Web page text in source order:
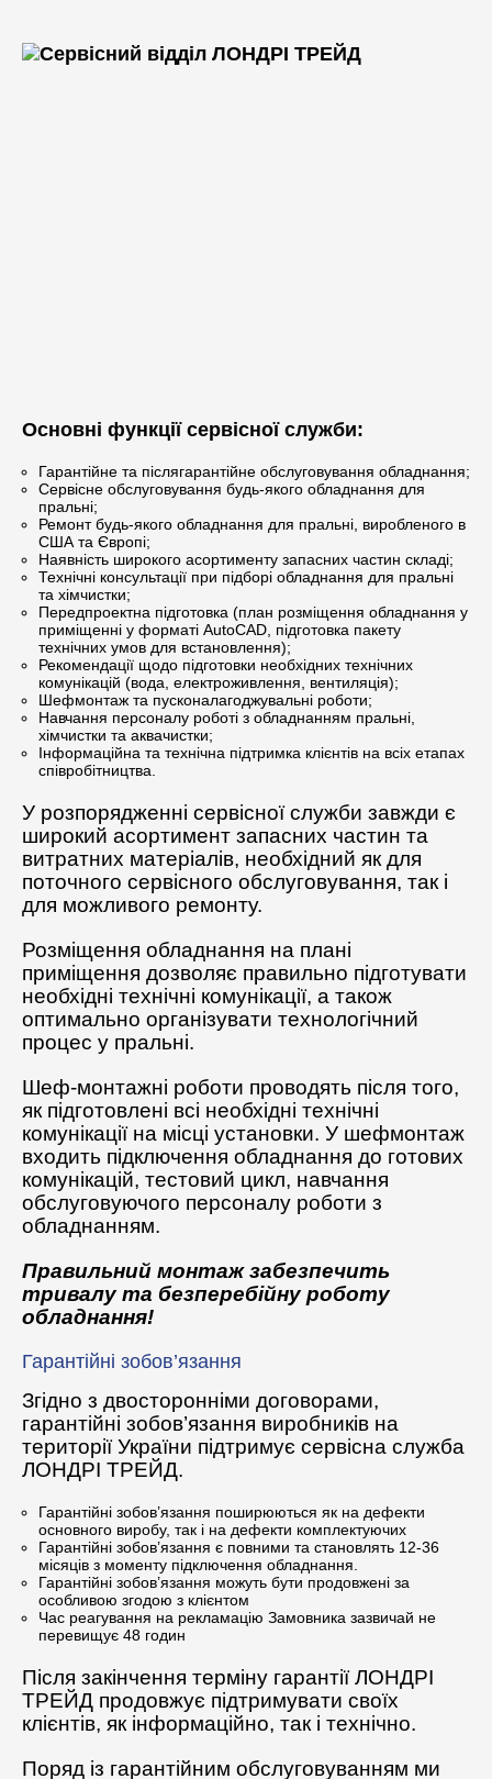
Основні функції сервісної служби:
Гарантійне та післягарантійне обслуговування обладнання;
Сервісне обслуговування будь-якого обладнання для
пральні;
Ремонт будь-якого обладнання для пральні, виробленого в
США та Європі;
Наявність широкого асортименту запасних частин складі;
Технічні консультації при підборі обладнання для пральні
та хімчистки;
Передпроектна підготовка (план розміщення обладнання у
приміщенні у форматі AutoCAD, підготовка пакету
технічних умов для встановлення);
Рекомендації щодо підготовки необхідних технічних
комунікацій (вода, електроживлення, вентиляція);
Шефмонтаж та пусконалагоджувальні роботи;
Навчання персоналу роботі з обладнанням пральні,
хімчистки та аквачистки;
Інформаційна та технічна підтримка клієнтів на всіх етапах
співробітництва.
У розпорядженні сервісної служби завжди є
широкий асортимент запасних частин та
витратних матеріалів, необхідний як для
поточного сервісного обслуговування, так і
для можливого ремонту.
Розміщення обладнання на плані
приміщення дозволяє правильно підготувати
необхідні технічні комунікації, а також
оптимально організувати технологічний
процес у пральні.
Шеф-монтажні роботи проводять після того,
як підготовлені всі необхідні технічні
комунікації на місці установки. У шефмонтаж
входить підключення обладнання до готових
комунікацій, тестовий цикл, навчання
обслуговуючого персоналу роботи з
обладнанням.
Правильний монтаж забезпечить
тривалу та безперебійну роботу
обладнання!
Гарантійні зобов’язання
Згідно з двосторонніми договорами,
гарантійні зобов’язання виробників на
території України підтримує сервісна служба
ЛОНДРІ ТРЕЙД.
Гарантійні зобов’язання поширюються як на дефекти
основного виробу, так і на дефекти комплектуючих
Гарантійні зобов’язання є повними та становлять 12-36
місяців з моменту підключення обладнання.
Гарантійні зобов’язання можуть бути продовжені за
особливою згодою з клієнтом
Час реагування на рекламацію Замовника зазвичай не
перевищує 48 годин
Після закінчення терміну гарантії ЛОНДРІ
ТРЕЙД продовжує підтримувати своїх
клієнтів, як інформаційно, так і технічно.
Поряд із гарантійним обслуговуванням ми